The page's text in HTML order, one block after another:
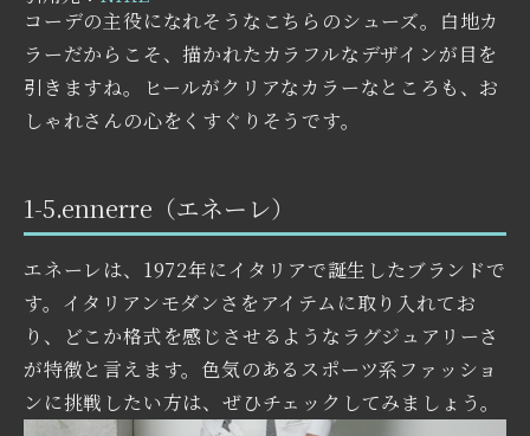
コーデの主役になれそうなこちらのシューズ。白地カ
ラーだからこそ、描かれたカラフルなデザインが目を
引きますね。ヒールがクリアなカラーなところも、お
しゃれさんの心をくすぐりそうです。
1-5.ennerre（エネーレ）
エネーレは、1972年にイタリアで誕生したブランドで
す。イタリアンモダンさをアイテムに取り入れてお
り、どこか格式を感じさせるようなラグジュアリーさ
が特徴と言えます。色気のあるスポーツ系ファッショ
ンに挑戦したい方は、ぜひチェックしてみましょう。